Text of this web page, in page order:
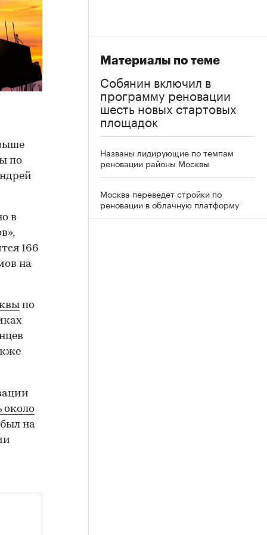
по
в
166
на
по
около
на
Материалы по теме
Собянин включил в
программу реновации
шесть новых стартовых
площадок
Названы лидирующие по темпам
реновации районы Москвы
Москва переведет стройки по
реновации в облачную платформу